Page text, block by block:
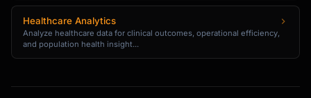
Healthcare Analytics
Analyze healthcare data for clinical outcomes, operational efficiency,
and population health insight...